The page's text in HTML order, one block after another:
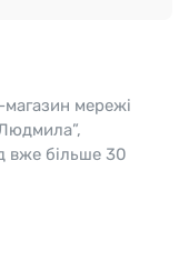
мережі
вже більше 30